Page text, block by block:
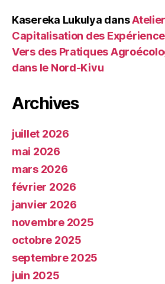
Kasereka Lukulya dans
Capitalisation des
Vers des Pratiques
dans le Nord-Kivu
Archives
juillet 2026
mai 2026
mars 2026
février 2026
janvier 2026
novembre 2025
octobre 2025
septembre 2025
juin 2025